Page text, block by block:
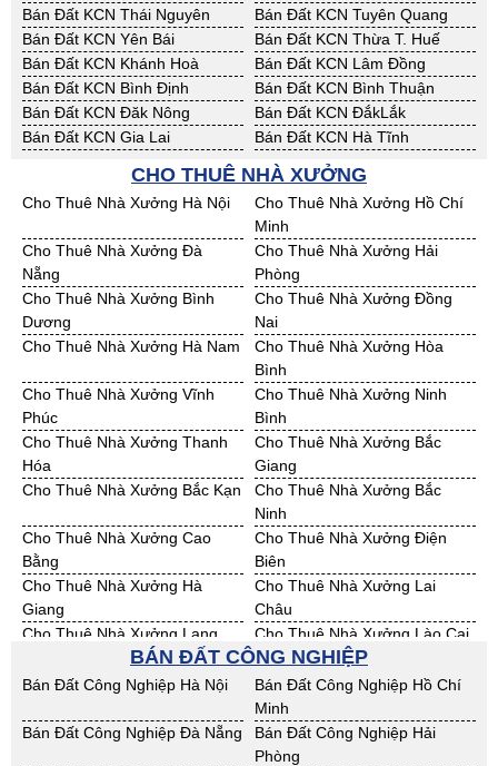
Bán Đất KCN Thái Nguyên
Bán Đất KCN Tuyên Quang
Bán Đất KCN Yên Bái
Bán Đất KCN Thừa T. Huế
Bán Đất KCN Khánh Hoà
Bán Đất KCN Lâm Đồng
Bán Đất KCN Bình Định
Bán Đất KCN Bình Thuận
Bán Đất KCN Đăk Nông
Bán Đất KCN ĐắkLắk
Bán Đất KCN Gia Lai
Bán Đất KCN Hà Tĩnh
Bán Đất KCN Nghệ An
Bán Đất KCN Ninh Thuận
Bán Đất KCN Phú Yên
Bán Đất KCN Quảng Bình
Bán Đất KCN Quảng Nam
Bán Đất KCN Quảng Ngãi
Bán Đất KCN Bà Rịa - VT
Bán Đất KCN Cần Thơ
Bán Đất KCN An Giang
Bán Đất KCN Bạc Liêu
Bán Đất KCN Bến Tre
Bán Đất KCN Bình Phước
Bán Đất KCN Cà Mau
Bán Đất KCN Đồng Tháp
Bán Đất KCN Hậu Giang
Bán Đất KCN Kiên Giang
Bán Đất KCN Long An
Bán Đất KCN Sóc Trăng
Bán Đất KCN Tây Ninh
Bán Đất KCN Tiền Giang
Bán Đất KCN Trà Vinh
Bán Đất KCN Vĩnh Long
Bán Đất KCN Hải Dương
Bán Đất KCN Hưng Yên
Bán Đất KCN Quảng Ninh
CHO THUÊ NHÀ XƯỞNG
Cho Thuê Nhà Xưởng Hà Nội
Cho Thuê Nhà Xưởng Hồ Chí
Minh
Cho Thuê Nhà Xưởng Đà
Nẵng
Cho Thuê Nhà Xưởng Hải
Phòng
Cho Thuê Nhà Xưởng Bình
Dương
Cho Thuê Nhà Xưởng Đồng
Nai
Cho Thuê Nhà Xưởng Hà Nam
Cho Thuê Nhà Xưởng Hòa
Bình
Cho Thuê Nhà Xưởng Vĩnh
Phúc
Cho Thuê Nhà Xưởng Ninh
Bình
Cho Thuê Nhà Xưởng Thanh
Hóa
Cho Thuê Nhà Xưởng Bắc
Giang
Cho Thuê Nhà Xưởng Bắc Kạn
Cho Thuê Nhà Xưởng Bắc
Ninh
Cho Thuê Nhà Xưởng Cao
Bằng
Cho Thuê Nhà Xưởng Điện
Biên
Cho Thuê Nhà Xưởng Hà
Giang
Cho Thuê Nhà Xưởng Lai
Châu
Cho Thuê Nhà Xưởng Lạng
Cho Thuê Nhà Xưởng Lào Cai
Cho Thuê Nhà Xưởng Nam
Cho Thuê Nhà Xưởng Phú Thọ
Cho Thuê Nhà Xưởng Sơn La
Cho Thuê Nhà Xưởng Thái
Bình
BÁN ĐẤT CÔNG NGHIỆP
Bán Đất Công Nghiệp Hà Nội
Bán Đất Công Nghiệp Hồ Chí
Minh
Bán Đất Công Nghiệp Đà Nẵng
Bán Đất Công Nghiệp Hải
Phòng